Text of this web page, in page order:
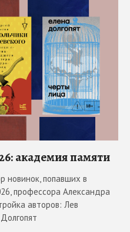
академия памяти
новинок, попавших в
профессора Александра
авторов: Лев